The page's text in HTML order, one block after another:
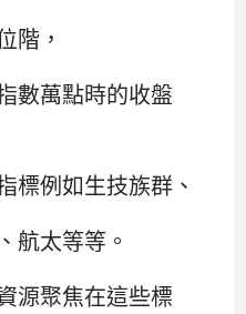
階，
數萬點時的收盤
標例如生技族群、
航太等等。
源聚焦在這些標